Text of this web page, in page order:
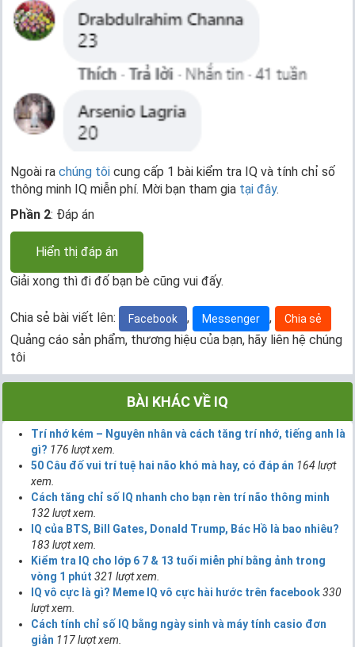
Ngoài ra chúng tôi cung cấp 1 bài kiểm tra IQ và tính chỉ số
thông minh IQ miễn phí. Mời bạn tham gia tại đây.
Phần 2: Đáp án
Hiển thị đáp án
Giải xong thì đi đố bạn bè cũng vui đấy.
Chia sẻ bài viết lên: Facebook , Messenger , Chia sẻ
Quảng cáo sản phẩm, thương hiệu của bạn, hãy liên hệ chúng
tôi
BÀI KHÁC VỀ IQ
Trí nhớ kém – Nguyên nhân và cách tăng trí nhớ, tiếng anh là
gì? 176 lượt xem.
50 Câu đố vui trí tuệ hai não khó mà hay, có đáp án 164 lượt
xem.
Cách tăng chỉ số IQ nhanh cho bạn rèn trí não thông minh
132 lượt xem.
IQ của BTS, Bill Gates, Donald Trump, Bác Hồ là bao nhiêu?
183 lượt xem.
Kiểm tra IQ cho lớp 6 7 & 13 tuổi miễn phí bằng ảnh trong
vòng 1 phút 321 lượt xem.
IQ vô cực là gì? Meme IQ vô cực hài hước trên facebook330
lượt xem.
Cách tính chỉ số IQ bằng ngày sinh và máy tính casio đơn
giản 117 lượt xem.